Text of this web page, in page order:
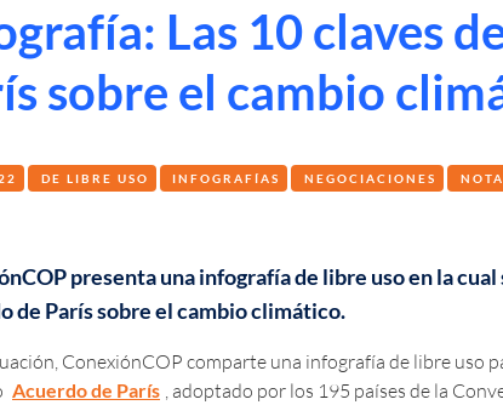
Las 10 claves
sobre el cambio
DE LIBRE USO INFOGRAFÍAS NEGOCIACIONES
presenta una infografía de libre uso en la
de París sobre el cambio climático.
ConexiónCOP comparte una infografía de libre uso
Acuerdo de París , adoptado por los 195 países de la